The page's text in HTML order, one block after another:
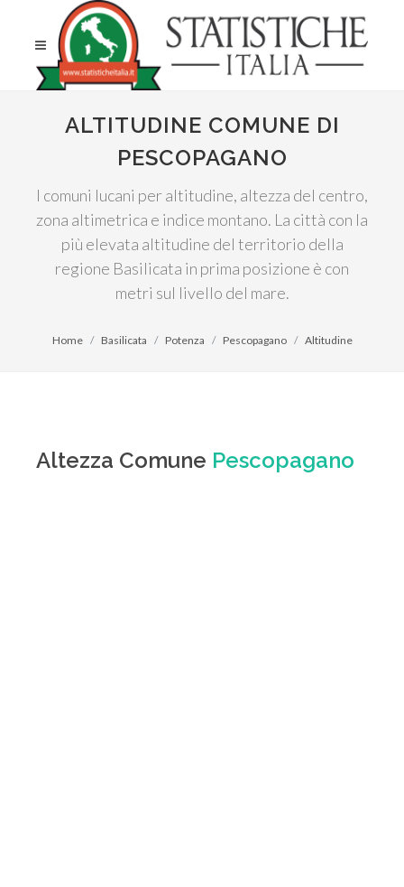
ALTITUDINE COMUNE DI
PESCOPAGANO
I comuni lucani per altitudine, altezza del centro,
zona altimetrica e indice montano. La città con la
più elevata altitudine del territorio della
regione Basilicata in prima posizione è con
metri sul livello del mare.
Home Basilicata Potenza Pescopagano Altitudine
Altezza Comune Pescopagano